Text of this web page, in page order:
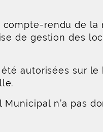
rendu de la
de gestion des
autorisées sur
Municipal n’a pas